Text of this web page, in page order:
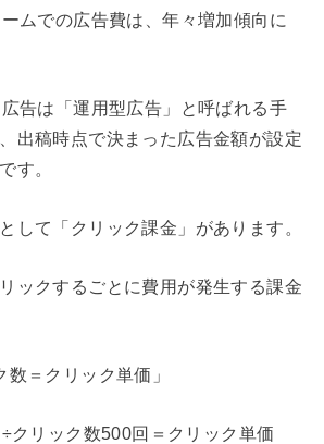
ムでの広告費は、年々増加傾向に
告は「運用型広告」と呼ばれる手
出稿時点で決まった広告金額が設定
す。
して「クリック課金」があります。
ックするごとに費用が発生する課金
数＝クリック単価」
クリック数500回＝クリック単価